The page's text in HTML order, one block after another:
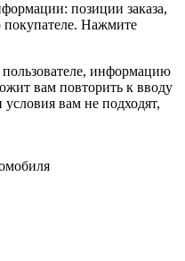
позиции заказа,
Нажмите
информацию
вам повторить к вводу
вам не подходят,